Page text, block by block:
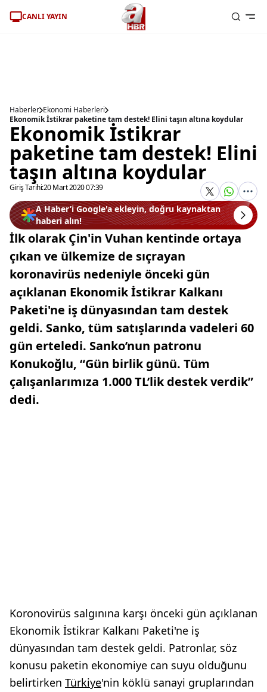
CANLI YAYIN
Haberler Ekonomi Haberleri
Ekonomik İstikrar paketine tam destek! Elini taşın altına koydular
Ekonomik İstikrar
paketine tam destek! Elini
taşın altına koydular
Giriş Tarihi:20 Mart 2020 07:39
A Haber’i Google'a ekleyin, doğru kaynaktan
haberi alın!
İlk olarak Çin'in Vuhan kentinde ortaya
çıkan ve ülkemize de sıçrayan
koronavirüs nedeniyle önceki gün
açıklanan Ekonomik İstikrar Kalkanı
Paketi'ne iş dünyasından tam destek
geldi. Sanko, tüm satışlarında vadeleri 60
gün erteledi. Sanko’nun patronu
Konukoğlu, “Gün birlik günü. Tüm
çalışanlarımıza 1.000 TL’lik destek verdik”
dedi.
Koronovirüs salgınına karşı önceki gün açıklanan
Ekonomik İstikrar Kalkanı Paketi'ne iş
dünyasından tam destek geldi. Patronlar, söz
konusu paketin ekonomiye can suyu olduğunu
belirtirken Türkiye'nin köklü sanayi gruplarından